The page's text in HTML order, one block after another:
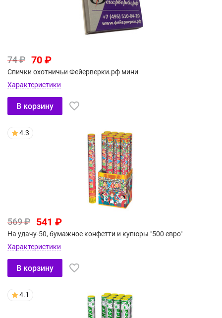
74 ₽ 70 ₽
Спички охотничьи Фейерверки.рф мини
Характеристики
В корзину
4.3
569 ₽ 541 ₽
На удачу-50, бумажное конфетти и купюры "500 евро"
Характеристики
В корзину
4.1